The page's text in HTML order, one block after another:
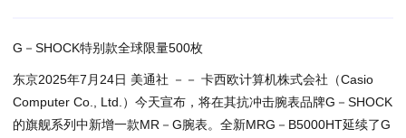
G－SHOCK特别款全球限量500枚
东京2025年7月24日 美通社 －－ 卡西欧计算机株式会社（Casio
Computer Co., Ltd.）今天宣布，将在其抗冲击腕表品牌G－SHOCK
的旗舰系列中新增一款MR－G腕表。全新MRG－B5000HT延续了G